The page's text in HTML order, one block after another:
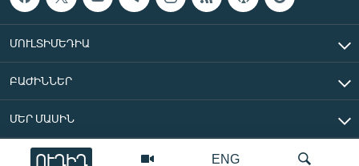
ENG
ՈՒՂԻՂ
ՄՈՒԼՏԻՄԵԴԻԱ
ԲԱԺԻՆՆԵՐ
ՄԵՐ ՄԱՍԻՆ
«Ազատ Եվրոպա/Ազատություն» ռադիոկայան © 2026